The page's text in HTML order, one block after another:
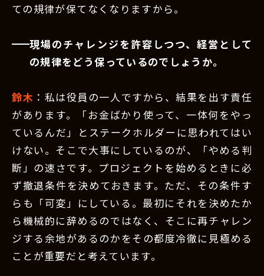
ての規律が保てなくなりますから。
現場のチャレンジを許容しつつ、経営として
の規律をどう保っているのでしょうか。
鈴木 ：私は役員の一人ですから、結果を出す責任
があります。「お金ばかり使って、一体何をやっ
ているんだ」とステークホルダーに思われてはい
けない。そこで大事にしているのが、「やめる判
断」の速さです。プロジェクトを始めるときに必
ず撤退条件を決めておきます。ただ、その条件す
らも「可変」にしている。最初にそれを決めたか
ら機械的に辞めるのではなく、そこに再チャレン
ジする余地があるのかをその都度冷徹に見極める
ことが重要だと考えています。